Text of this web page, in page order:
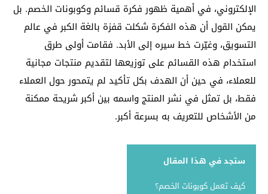
الإلكتروني، في أهمية ظهور فكرة قسائم وكوبونات الخصم. بل
يمكن القول أن هذه الفكرة شكلت قفزة بالغة الكبر في عالم
التسويق، وغيّرت خط سيره إلى الأبد. فقامت أولى طرق
استخدام هذه القسائم على توزيعها لتقديم منتجات مجانية
للعملاء، في حين أن الهدف بكل تأكيد لم يتمحور حول العملاء
فقط، بل تمثل في نشر المنتج واسمه بين أكبر شريحة ممكنة
من الأشخاص للتعريف به بسرعة أكبر.
ستجد في هذا المقال
كيف تعمل كوبونات الخصم؟